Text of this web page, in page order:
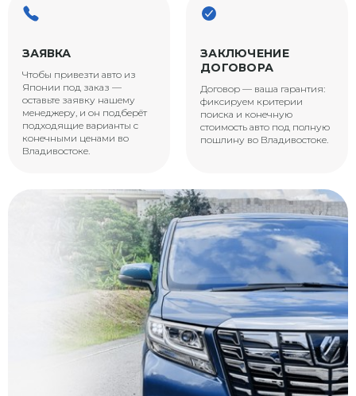
ЗАЯВКА
Чтобы привезти авто из
Японии под заказ —
оставьте заявку нашему
менеджеру, и он подберёт
подходящие варианты с
конечными ценами во
Владивостоке.
ЗАКЛЮЧЕНИЕ
ДОГОВОРА
Договор — ваша гарантия:
фиксируем критерии
поиска и конечную
стоимость авто под полную
пошлину во Владивостоке.